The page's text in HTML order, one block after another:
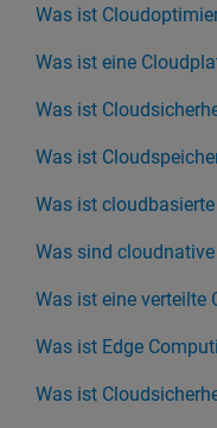
Was ist
Was ist eine
Was ist
Was ist
Was ist
Was sind
Was ist eine verteilte
Was ist Edge
Was ist